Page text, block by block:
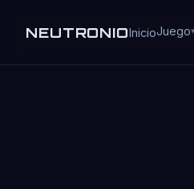
NEUTRONIOInicioJuego